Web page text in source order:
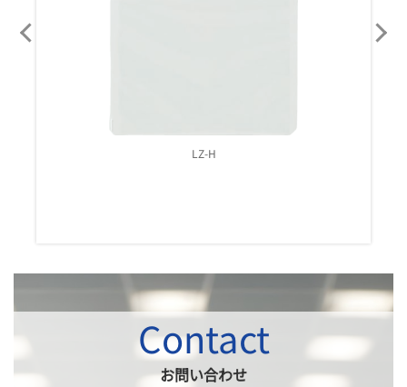
LZ-H
お問い合わせ
Contact